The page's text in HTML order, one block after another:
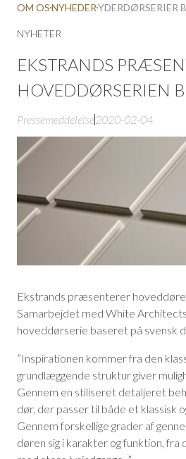
OM OSNYHEDERYDERDØRSERIER
NYHETER
EKSTRANDS
HOVEDDØRSERIEN
Pressemeddelelse2020-02-04
Ekstrands præsenterer
Samarbejdet med White
hoveddørserie baseret på svensk
”Inspirationen kommer fra den
grundlæggende struktur giver
Gennem en stiliseret detaljeret
dør, der passer til både et klassisk
Gennem forskellige grader af
døren sig i karakter og funktion, fra